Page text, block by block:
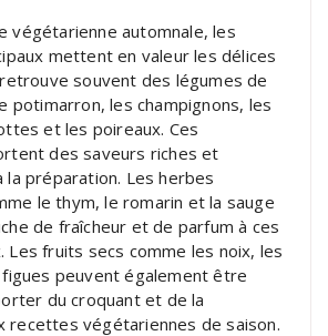
végétarienne automnale, les
mettent en valeur les délices
souvent des légumes de
potimarron, les champignons, les
et les poireaux. Ces
des saveurs riches et
préparation. Les herbes
le thym, le romarin et la sauge
de fraîcheur et de parfum à ces
Les fruits secs comme les noix, les
peuvent également être
du croquant et de la
recettes végétariennes de saison.